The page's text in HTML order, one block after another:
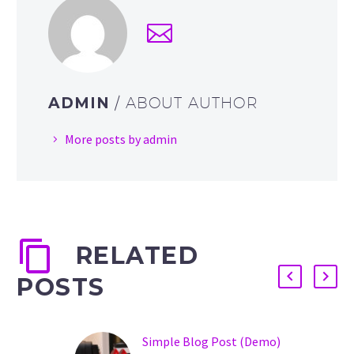
ADMIN / ABOUT AUTHOR
More posts by admin
RELATED
POSTS
Simple Blog Post (Demo)